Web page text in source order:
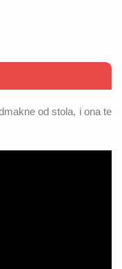
od stola, i ona te